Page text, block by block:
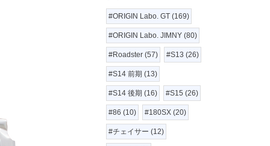
#ORIGIN Labo. GT (169)
#ORIGIN Labo. JIMNY (80)
#Roadster (57) #S13 (26)
#S14 前期 (13)
#S14 後期 (16) #S15 (26)
#86 (10) #180SX (20)
#チェイサー (12)